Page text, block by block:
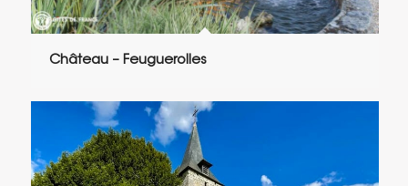
Château – Feuguerolles